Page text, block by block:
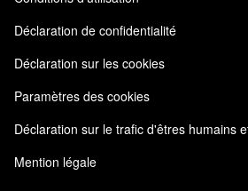
Certifications de la qualité
NetApp Instaclustr
Témoignages clients
Accessibilité
Mes abonnements
Déclaration de confidentialité
Déclaration sur les cookies
Paramètres des cookies
Déclaration sur le trafic d'êtres humains
Mention légale